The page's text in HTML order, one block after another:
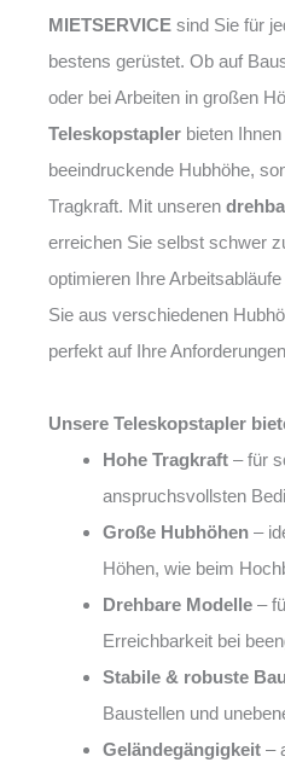
MIETSERVICE sind Sie für
bestens gerüstet. Ob auf
oder bei Arbeiten in großen
Teleskopstapler bieten
beeindruckende Hubhöhe,
Tragkraft. Mit unseren
erreichen Sie selbst schwer
optimieren Ihre
Sie aus verschiedenen
perfekt auf Ihre
Unsere Teleskopstapler
Hohe Tragkraft – für
anspruchsvollsten
Große Hubhöhen –
Höhen, wie beim
Drehbare Modelle –
Erreichbarkeit bei
Stabile & robuste
Baustellen und
Geländegängigkeit –